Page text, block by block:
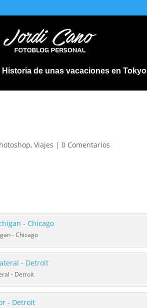
Historia de unas vacaciones en Tokyo
,Viajes |0 Comentarios
- Chicago
- Detroit